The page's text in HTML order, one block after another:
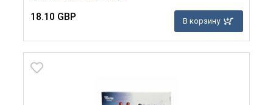
18.10 GBP В корзину